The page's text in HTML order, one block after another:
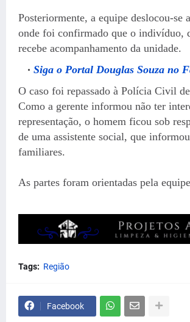
Posteriormente, a equipe deslocou-se
onde foi confirmado que o indivíduo,
recebe acompanhamento da unidade.
Siga o Portal Douglas Souza no
O caso foi repassado à Polícia Civil
Como a gerente informou não ter
representação, o homem ficou sob
de uma assistente social, que
familiares.
As partes foram orientadas pela
Tags: Região
Facebook